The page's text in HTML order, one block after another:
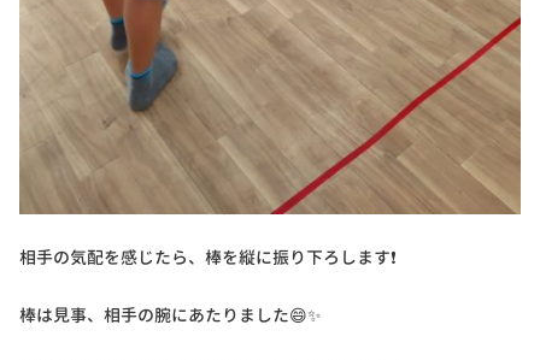
相手の気配を感じたら、棒を縦に振り下ろします❗
棒は見事、相手の腕にあたりました😄✨